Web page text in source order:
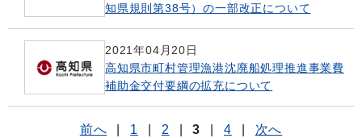
知県規則第38号）の一部改正について
2021年04月20日
高知県市町村管理漁港沈廃船処理推進事業費
補助金交付要綱の拡充について
前へ 1 2 3 4 次へ